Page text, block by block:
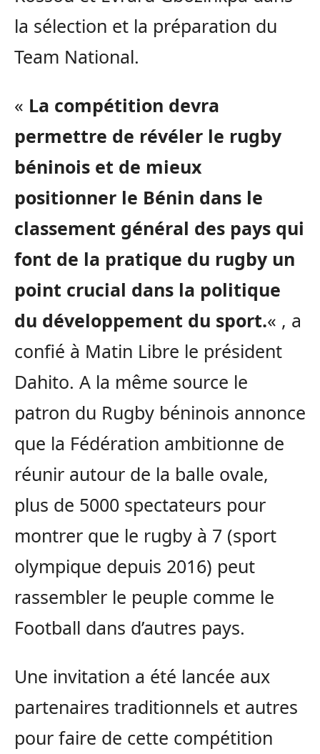
la sélection et la préparation du
Team National.
« La compétition devra
permettre de révéler le rugby
béninois et de mieux
positionner le Bénin dans le
classement général des pays qui
font de la pratique du rugby un
point crucial dans la politique
du développement du sport.« , a
confié à Matin Libre le président
Dahito. A la même source le
patron du Rugby béninois annonce
que la Fédération ambitionne de
réunir autour de la balle ovale,
plus de 5000 spectateurs pour
montrer que le rugby à 7 (sport
olympique depuis 2016) peut
rassembler le peuple comme le
Football dans d’autres pays.
Une invitation a été lancée aux
partenaires traditionnels et autres
pour faire de cette compétition